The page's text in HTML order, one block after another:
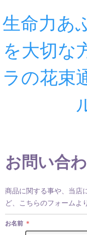
生命力あ
を大切な
ラの花束
お問い合
商品に関する事や、当店
ど、こちらのフォームよ
お名前 ＊